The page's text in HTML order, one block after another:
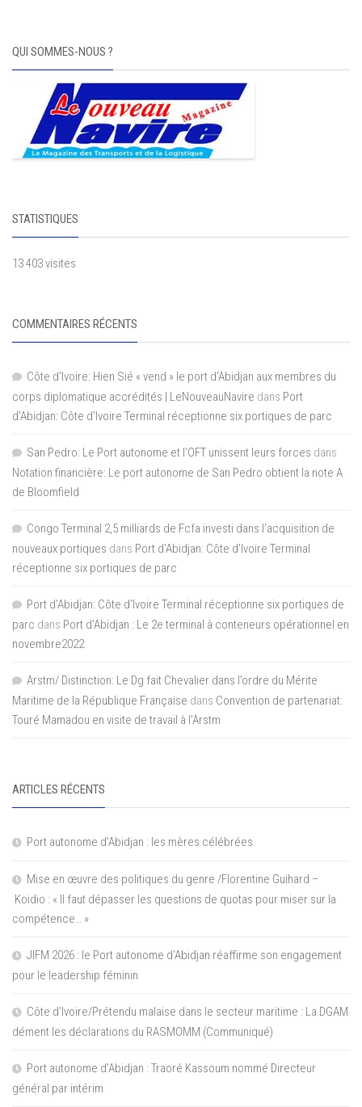
QUI SOMMES-NOUS ?
STATISTIQUES
13 403 visites
COMMENTAIRES RÉCENTS
Côte d'Ivoire: Hien Sié « vend » le port d'Abidjan aux membres du
corps diplomatique accrédités | LeNouveauNavire dans Port
d’Abidjan: Côte d’Ivoire Terminal réceptionne six portiques de parc
San Pedro: Le Port autonome et l’OFT unissent leurs forces dans
Notation financière: Le port autonome de San Pedro obtient la note A
de Bloomfield
Congo Terminal 2,5 milliards de Fcfa investi dans l’acquisition de
nouveaux portiques dans Port d’Abidjan: Côte d’Ivoire Terminal
réceptionne six portiques de parc
Port d'Abidjan: Côte d’Ivoire Terminal réceptionne six portiques de
parc dans Port d’Abidjan : Le 2e terminal à conteneurs opérationnel en
novembre2022
Arstm/ Distinction: Le Dg fait Chevalier dans l’ordre du Mérite
Maritime de la République Française dans Convention de partenariat:
Touré Mamadou en visite de travail à l’Arstm
ARTICLES RÉCENTS
Port autonome d’Abidjan : les mères célébrées
Mise en œuvre des politiques du genre /Florentine Guihard –
Koidio : « Il faut dépasser les questions de quotas pour miser sur la
compétence… »
JIFM 2026 : le Port autonome d’Abidjan réaffirme son engagement
pour le leadership féminin
Côte d’Ivoire/Prétendu malaise dans le secteur maritime : La DGAM
dément les déclarations du RASMOMM (Communiqué)
Port autonome d’Abidjan : Traoré Kassoum nommé Directeur
général par intérim